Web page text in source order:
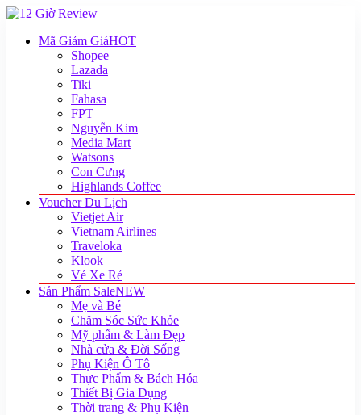
Mã Giảm GiáHOT
Shopee
Lazada
Tiki
Fahasa
FPT
Nguyễn Kim
Media Mart
Watsons
Con Cưng
Highlands Coffee
Voucher Du Lịch
Vietjet Air
Vietnam Airlines
Traveloka
Klook
Vé Xe Rẻ
Sản Phẩm SaleNEW
Mẹ và Bé
Chăm Sóc Sức Khỏe
Mỹ phẩm & Làm Đẹp
Nhà cửa & Đời Sống
Phụ Kiện Ô Tô
Thực Phẩm & Bách Hóa
Thiết Bị Gia Dụng
Thời trang & Phụ Kiện